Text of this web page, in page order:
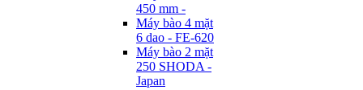
450 mm -
Máy bào 4 mặt
6 dao - FE-620
Máy bào 2 mặt
250 SHODA -
Japan